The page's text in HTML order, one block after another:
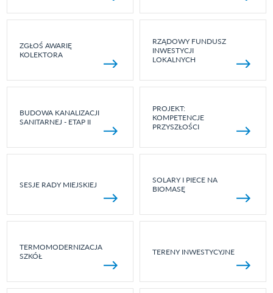
ZGŁOŚ AWARIĘ
KOLEKTORA
RZĄDOWY FUNDUSZ
INWESTYCJI
LOKALNYCH
BUDOWA KANALIZACJI
SANITARNEJ - ETAP II
PROJEKT:
KOMPETENCJE
PRZYSZŁOŚCI
SESJE RADY MIEJSKIEJ
SOLARY I PIECE NA
BIOMASĘ
TERMOMODERNIZACJA
SZKÓŁ
TERENY INWESTYCYJNE